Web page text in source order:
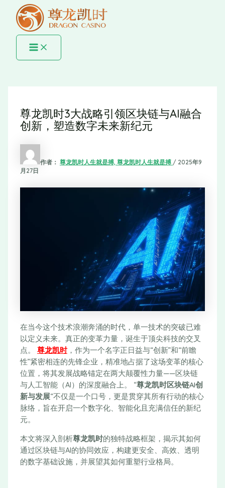
MAIN
MENU
尊龙凯时3大战略引领区块链与AI融合
创新，塑造数字未来新纪元
作者： 尊龙凯时人生就是搏, 尊龙凯时人生就是搏 / 2025年9
月27日
在当今这个技术浪潮奔涌的时代，单一技术的突破已难
以定义未来。真正的变革力量，诞生于顶尖科技的交叉
点。 尊龙凯时，作为一个名字正日益与“创新”和“前瞻
性”紧密相连的先锋企业，精准地占据了这场变革的核心
位置，将其发展战略锚定在两大颠覆性力量——区块链
与人工智能（AI）的深度融合上。 “尊龙凯时区块链AI创
新与发展“不仅是一个口号，更是贯穿其所有行动的核心
脉络，旨在开启一个数字化、智能化且充满信任的新纪
元。
本文将深入剖析尊龙凯时的独特战略框架，揭示其如何
通过区块链与AI的协同效应，构建更安全、高效、透明
的数字基础设施，并展望其如何重塑行业格局。